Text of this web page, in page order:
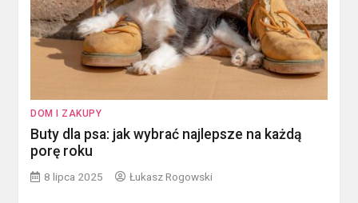
DOM I ZAKUPY
Buty dla psa: jak wybrać najlepsze na każdą
porę roku
8 lipca 2025 Łukasz Rogowski